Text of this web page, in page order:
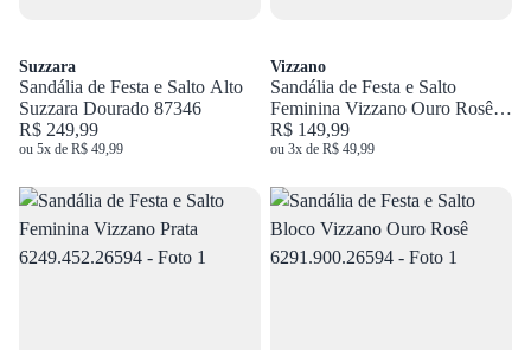
Suzzara
Sandália de Festa e Salto Alto
Suzzara Dourado 87346
R$ 249,99
ou 5x de R$ 49,99
Vizzano
Sandália de Festa e Salto
Feminina Vizzano Ouro Rosê
6249.452.26594
R$ 149,99
ou 3x de R$ 49,99